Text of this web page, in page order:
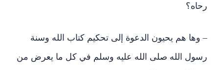
رحاه؟
– وها هم يحيون الدعوة إلى تحكيم كتاب الله وسنة
رسول الله صلى الله عليه وسلم في كل ما يعرض من